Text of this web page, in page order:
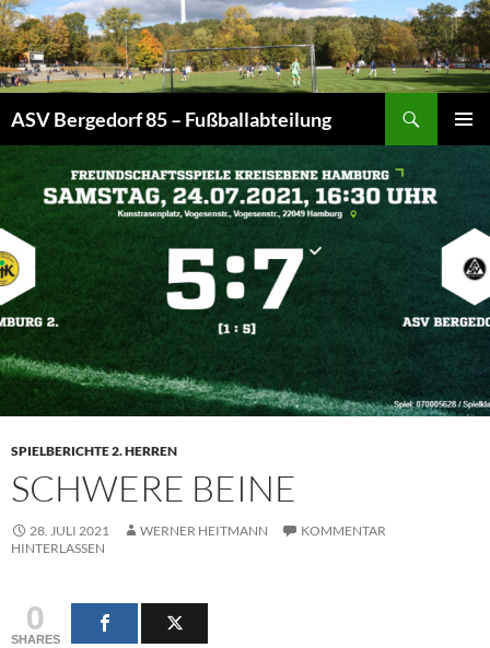
Zum
Inhalt
springen
ASV Bergedorf 85 – Fußballabteilung
SPIELBERICHTE 2. HERREN
SCHWERE BEINE
28. JULI 2021 WERNER HEITMANN
KOMMENTAR
HINTERLASSEN
0
SHARES